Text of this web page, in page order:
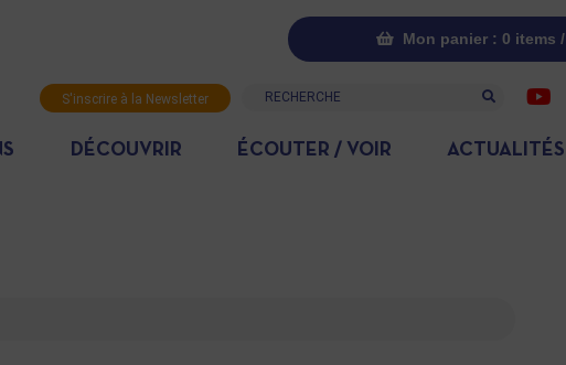
Mon panier : 0 items /
S'inscrire à la Newsletter Recherche
DÉCOUVRIR ÉCOUTER / VOIR ACTUALITÉS